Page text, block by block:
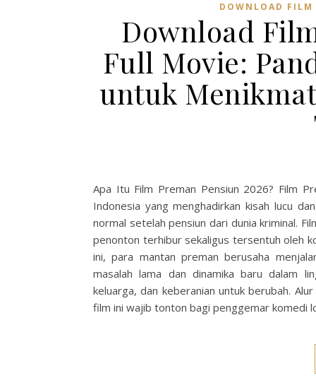
DOWNLOAD
Download
Full Movie:
untuk
Apa Itu Film Preman Pensiun 2026? Film
Indonesia yang menghadirkan kisah lucu
normal setelah pensiun dari dunia kriminal.
penonton terhibur sekaligus tersentuh oleh
ini, para mantan preman berusaha
masalah lama dan dinamika baru dalam
keluarga, dan keberanian untuk berubah.
film ini wajib tonton bagi penggemar komedi